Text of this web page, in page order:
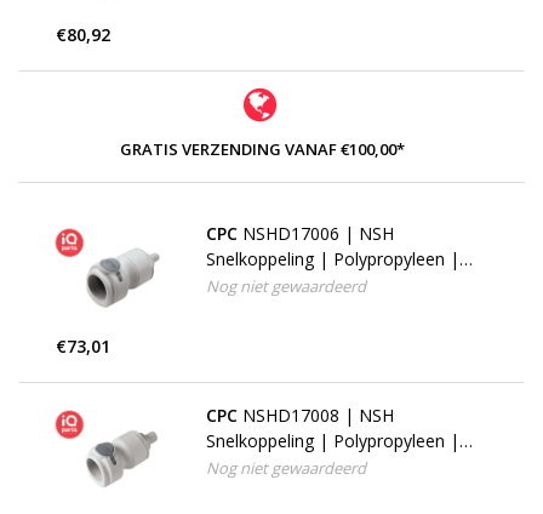
€80,92
GRATIS VERZENDING VANAF €100,00*
CPC NSHD17006 | NSH
Snelkoppeling | Polypropyleen |
9,5 mm Slangpilaar
Nog niet gewaardeerd
€73,01
CPC NSHD17008 | NSH
Snelkoppeling | Polypropyleen |
12,7 mm Slangpilaar
Nog niet gewaardeerd